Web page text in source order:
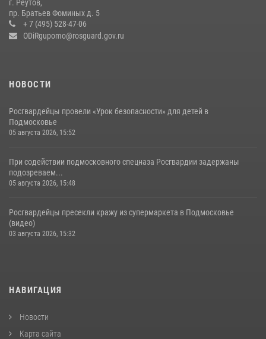
препятствий со стрельбой
14 июля 2026, 15:13
г. Реутов,
пр. Братьев Фоминых д. 5
+ 7 (495) 528-47-06
ODiRgupomo@rosguard.gov.ru
НОВОСТИ
Росгвардейцы провели «Урок безопасности» для детей в
Подмосковье
05 августа 2026, 15:52
При содействии подмосковного спецназа Росгвардии задержаны
подозреваем...
05 августа 2026, 15:48
Росгвардейцы пресекли кражу из супермаркета в Подмосковье
(видео)
03 августа 2026, 15:32
НАВИГАЦИЯ
Новости
Карта сайта